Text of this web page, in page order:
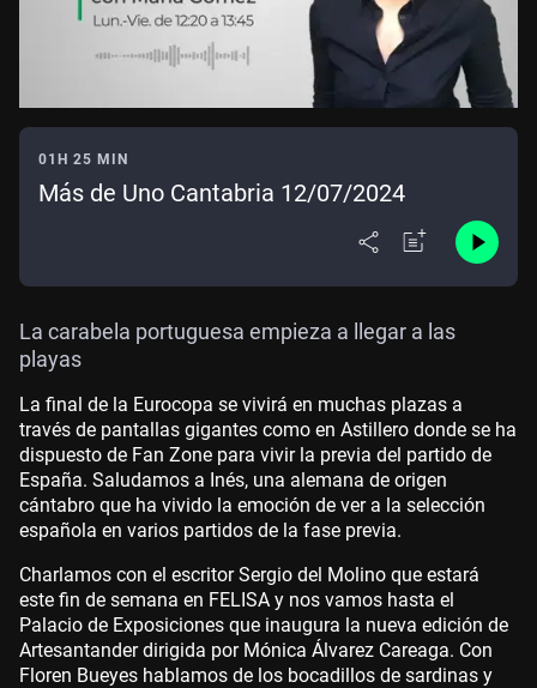
01H 25 MIN
Más de Uno Cantabria 12/07/2024
La carabela portuguesa empieza a llegar a las
playas
La final de la Eurocopa se vivirá en muchas plazas a
través de pantallas gigantes como en Astillero donde se ha
dispuesto de Fan Zone para vivir la previa del partido de
España. Saludamos a Inés, una alemana de origen
cántabro que ha vivido la emoción de ver a la selección
española en varios partidos de la fase previa.
Charlamos con el escritor Sergio del Molino que estará
este fin de semana en FELISA y nos vamos hasta el
Palacio de Exposiciones que inaugura la nueva edición de
Artesantander dirigida por Mónica Álvarez Careaga. Con
Floren Bueyes hablamos de los bocadillos de sardinas y